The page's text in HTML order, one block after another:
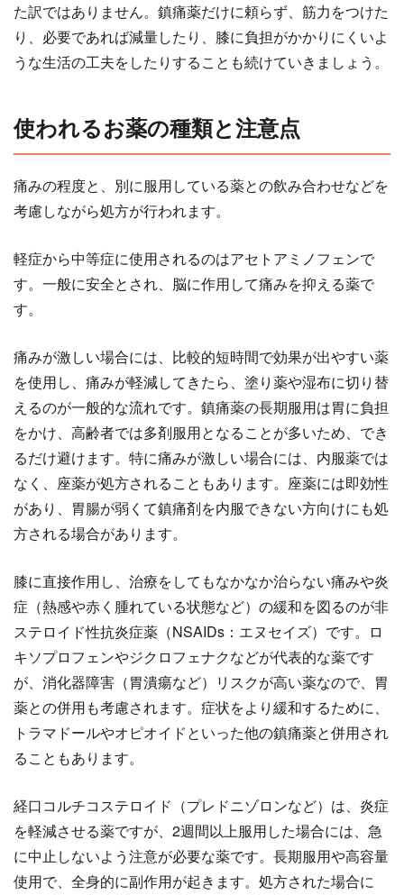
た訳ではありません。鎮痛薬だけに頼らず、筋力をつけた
り、必要であれば減量したり、膝に負担がかかりにくいよ
うな生活の工夫をしたりすることも続けていきましょう。
使われるお薬の種類と注意点
痛みの程度と、別に服用している薬との飲み合わせなどを
考慮しながら処方が行われます。
軽症から中等症に使用されるのはアセトアミノフェンで
す。一般に安全とされ、脳に作用して痛みを抑える薬で
す。
痛みが激しい場合には、比較的短時間で効果が出やすい薬
を使用し、痛みが軽減してきたら、塗り薬や湿布に切り替
えるのが一般的な流れです。鎮痛薬の長期服用は胃に負担
をかけ、高齢者では多剤服用となることが多いため、でき
るだけ避けます。特に痛みが激しい場合には、内服薬では
なく、座薬が処方されることもあります。座薬には即効性
があり、胃腸が弱くて鎮痛剤を内服できない方向けにも処
方される場合があります。
膝に直接作用し、治療をしてもなかなか治らない痛みや炎
症（熱感や赤く腫れている状態など）の緩和を図るのが非
ステロイド性抗炎症薬（NSAIDs：エヌセイズ）です。ロ
キソプロフェンやジクロフェナクなどが代表的な薬です
が、消化器障害（胃潰瘍など）リスクが高い薬なので、胃
薬との併用も考慮されます。症状をより緩和するために、
トラマドールやオピオイドといった他の鎮痛薬と併用され
ることもあります。
経口コルチコステロイド（プレドニゾロンなど）は、炎症
を軽減させる薬ですが、2週間以上服用した場合には、急
に中止しないよう注意が必要な薬です。長期服用や高容量
使用で、全身的に副作用が起きます。処方された場合に